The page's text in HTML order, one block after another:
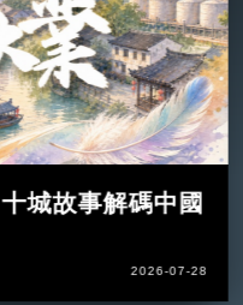
城故事解碼中國
2026-07-28